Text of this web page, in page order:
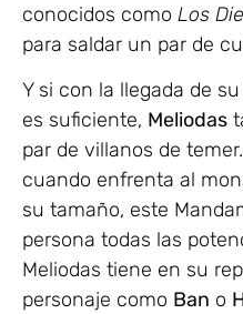
conocidos como Los
para saldar un par de
Y si con la llegada de
es suficiente, Meliodas
par de villanos de
cuando enfrenta al
su tamaño, este
persona todas las
Meliodas tiene en su
personaje como Ban o